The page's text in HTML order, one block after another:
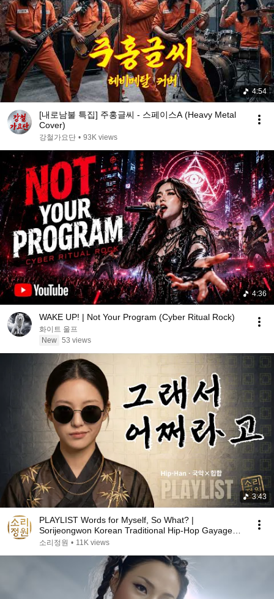
4:54
[내로남불 특집] 주홍글씨 - 스페이스A (Heavy Metal
Cover)
강철가요단 • 93K views
4:36
WAKE UP! | Not Your Program (Cyber Ritual Rock)
화이트 울프
New 53 views
3:43
PLAYLIST Words for Myself, So What? |
Sorijeongwon Korean Traditional Hip-Hop Gayageum
Refreshing...
소리정원 • 11K views